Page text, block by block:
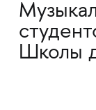
Школы